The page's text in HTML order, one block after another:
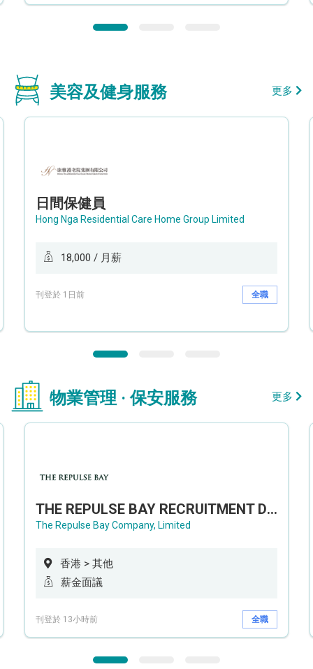
美容及健身服務 更多
日間保健員
Hong Nga Residential Care Home Group Limited
18,000 / 月薪
刊登於 1日前 全職
物業管理 · 保安服務 更多
THE REPULSE BAY RECRUITMENT DAY 淺水灣影灣園人才招聘會
The Repulse Bay Company, Limited
香港 > 其他
薪金面議
刊登於 13小時前 全職